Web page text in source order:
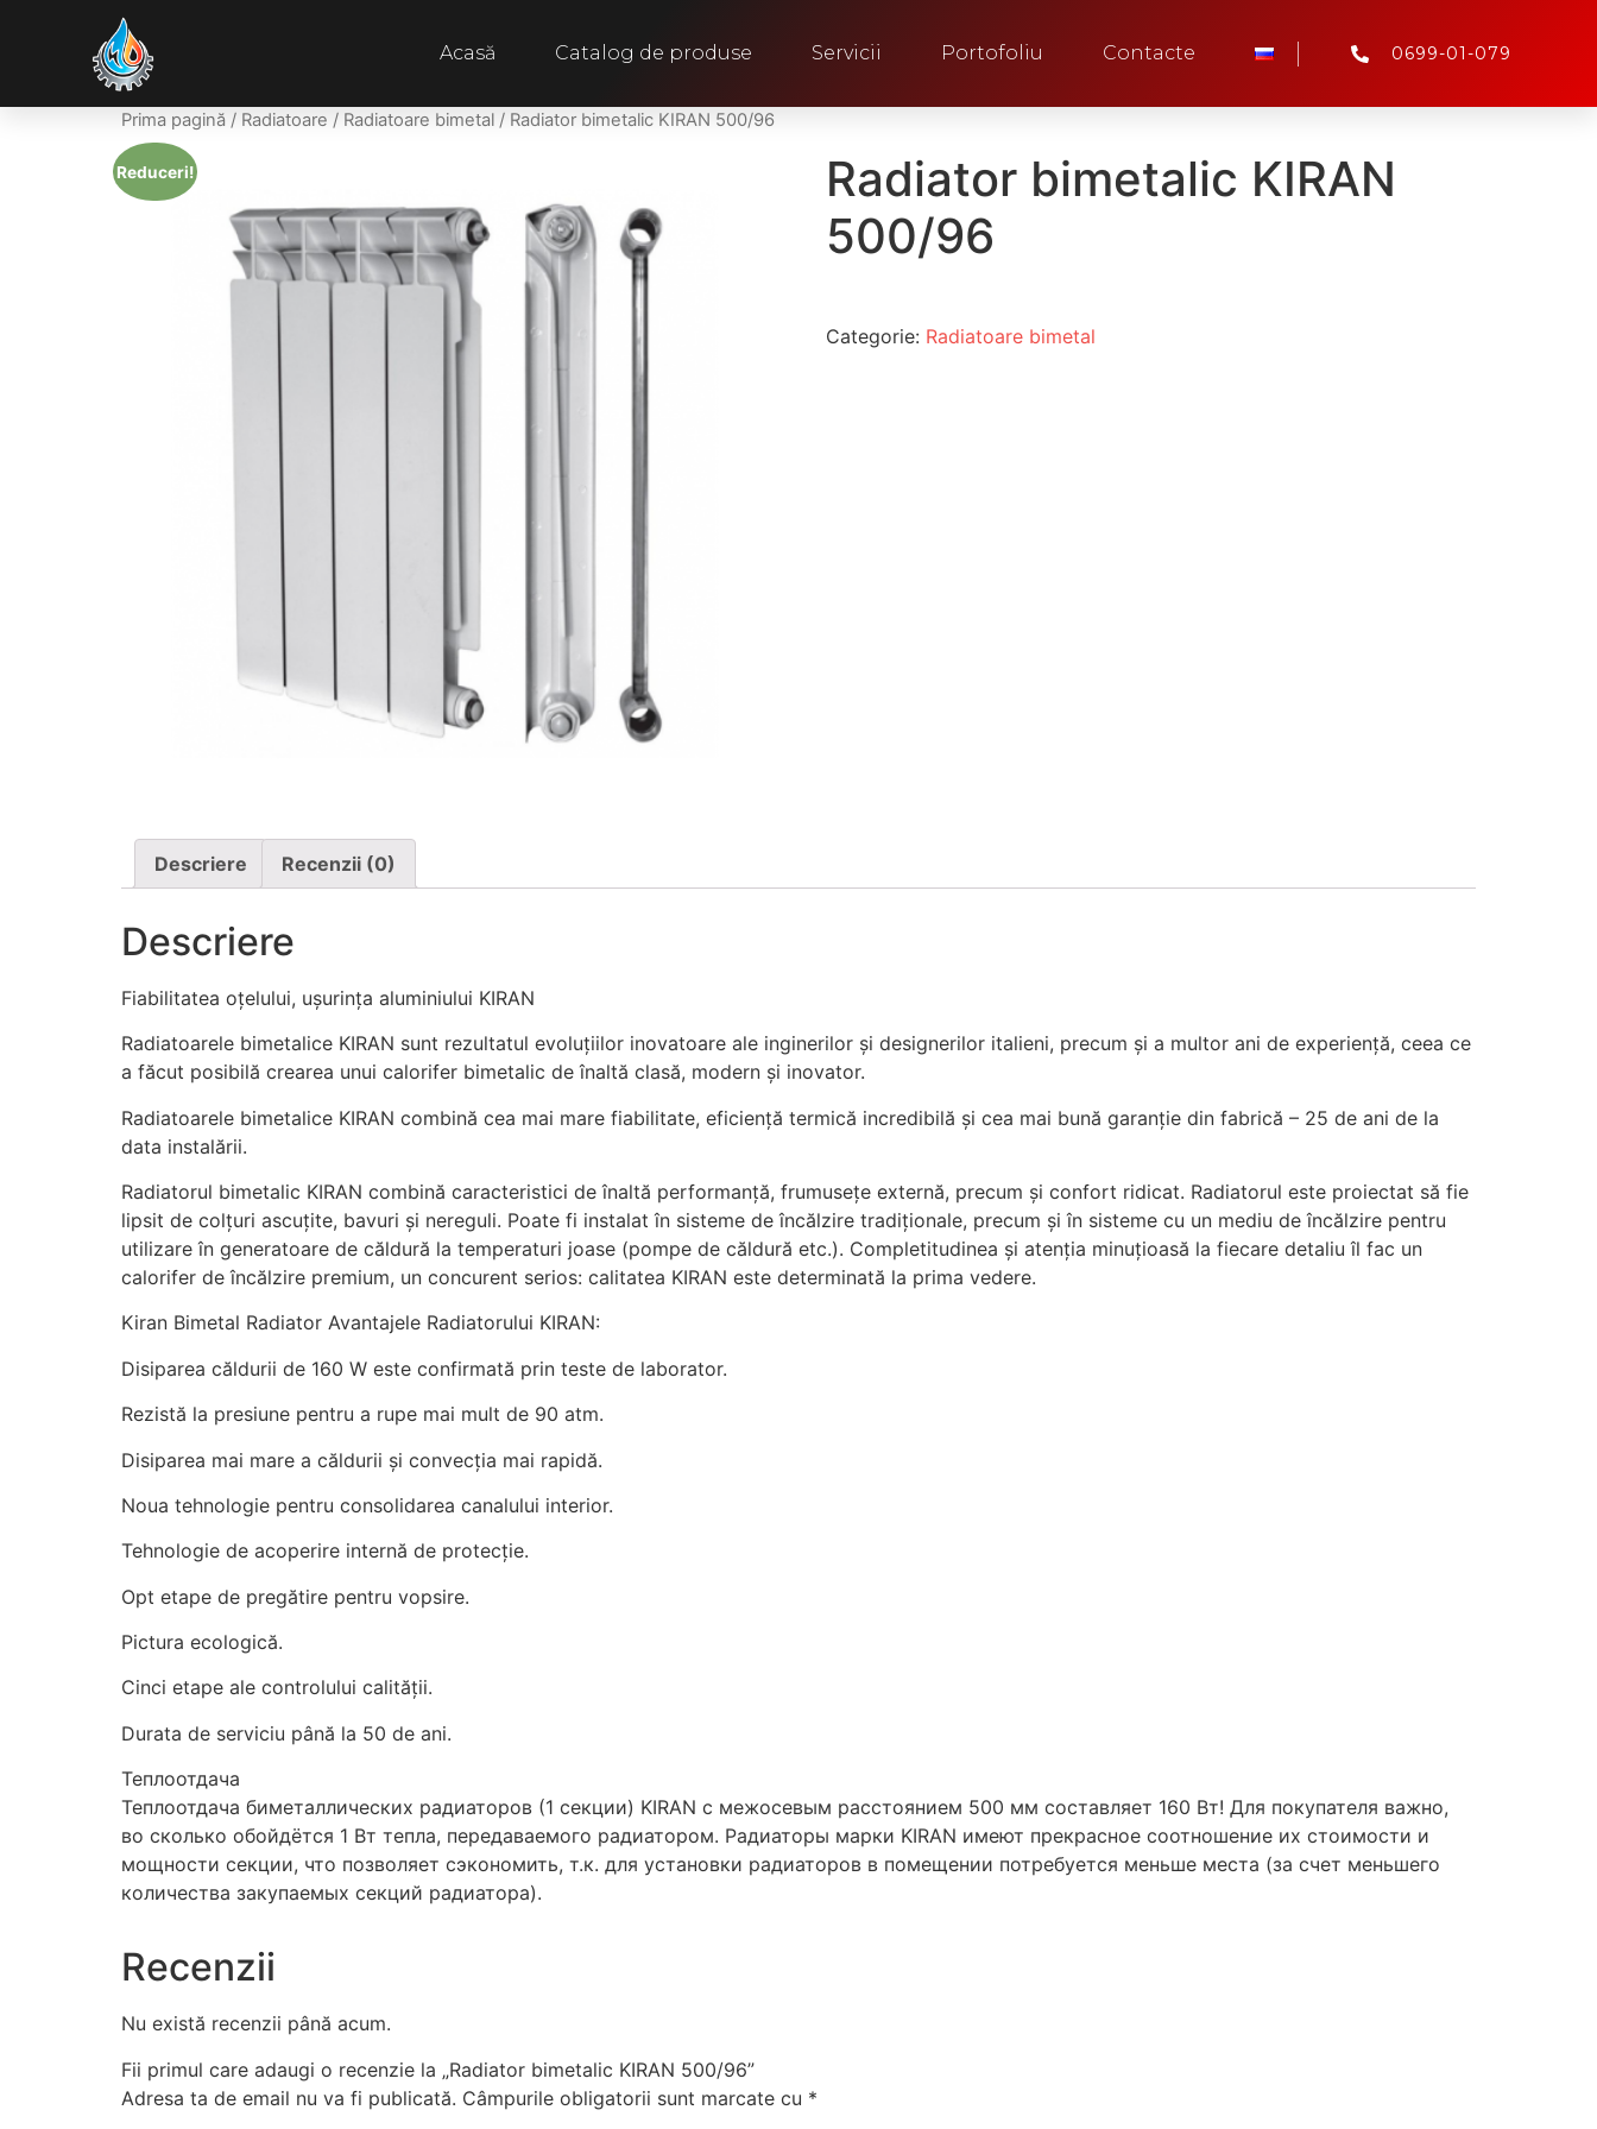
Acasă Catalog de produse Servicii Portofoliu Contacte 0699-01-079
Prima pagină / Radiatoare / Radiatoare bimetal / Radiator bimetalic KIRAN 500/96
Reduceri!
Radiator bimetalic KIRAN
500/96
Categorie: Radiatoare bimetal
Descriere Recenzii (0)
Descriere
Fiabilitatea oțelului, ușurința aluminiului KIRAN
Radiatoarele bimetalice KIRAN sunt rezultatul evoluțiilor inovatoare ale inginerilor și designerilor italieni, precum și a multor ani de experiență, ceea ce
a făcut posibilă crearea unui calorifer bimetalic de înaltă clasă, modern și inovator.
Radiatoarele bimetalice KIRAN combină cea mai mare fiabilitate, eficiență termică incredibilă și cea mai bună garanție din fabrică – 25 de ani de la
data instalării.
Radiatorul bimetalic KIRAN combină caracteristici de înaltă performanță, frumusețe externă, precum și confort ridicat. Radiatorul este proiectat să fie
lipsit de colțuri ascuțite, bavuri și nereguli. Poate fi instalat în sisteme de încălzire tradiționale, precum și în sisteme cu un mediu de încălzire pentru
utilizare în generatoare de căldură la temperaturi joase (pompe de căldură etc.). Completitudinea și atenția minuțioasă la fiecare detaliu îl fac un
calorifer de încălzire premium, un concurent serios: calitatea KIRAN este determinată la prima vedere.
Kiran Bimetal Radiator Avantajele Radiatorului KIRAN:
Disiparea căldurii de 160 W este confirmată prin teste de laborator.
Rezistă la presiune pentru a rupe mai mult de 90 atm.
Disiparea mai mare a căldurii și convecția mai rapidă.
Noua tehnologie pentru consolidarea canalului interior.
Tehnologie de acoperire internă de protecție.
Opt etape de pregătire pentru vopsire.
Pictura ecologică.
Cinci etape ale controlului calității.
Durata de serviciu până la 50 de ani.
Теплоотдача
Теплоотдача биметаллических радиаторов (1 секции) KIRAN с межосевым расстоянием 500 мм составляет 160 Вт! Для покупателя важно,
во сколько обойдётся 1 Вт тепла, передаваемого радиатором. Радиаторы марки KIRAN имеют прекрасное соотношение их стоимости и
мощности секции, что позволяет сэкономить, т.к. для установки радиаторов в помещении потребуется меньше места (за счет меньшего
количества закупаемых секций радиатора).
Recenzii
Nu există recenzii până acum.
Fii primul care adaugi o recenzie la „Radiator bimetalic KIRAN 500/96”
Adresa ta de email nu va fi publicată. Câmpurile obligatorii sunt marcate cu *